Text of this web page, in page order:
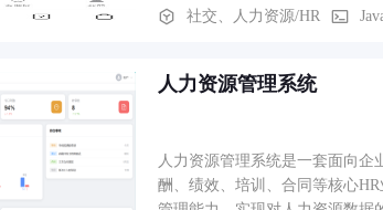
品）。直观展示核心指标（佣金
社交、人力资源/HR
人力资源管理系统
人力资源管理系统是一套面向
酬、绩效、培训、合同等核心